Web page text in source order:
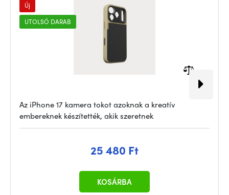
Új
UTOLSÓ DARAB
Az iPhone 17 kamera tokot azoknak a kreatív
embereknek készítették, akik szeretnek
25 480 Ft
KOSÁRBA